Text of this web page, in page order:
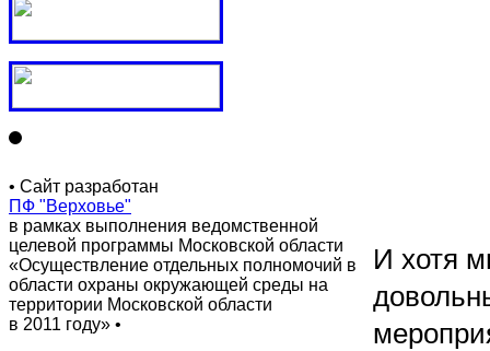
• Сайт разработан
ПФ "Верховье"
в рамках выполнения ведомственной
целевой программы Московской области
«Осуществление отдельных полномочий в
области охраны окружающей среды на
территории Московской области
в 2011 году» •
И хотя